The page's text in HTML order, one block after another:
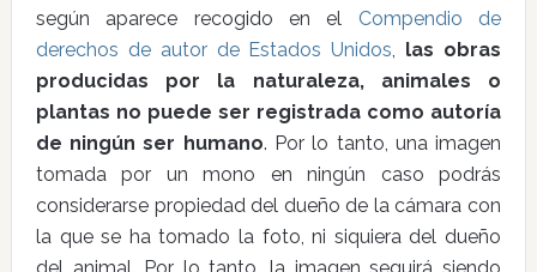
según aparece recogido en el Compendio de
derechos de autor de Estados Unidos, las obras
producidas por la naturaleza, animales o
plantas no puede ser registrada como autoría
de ningún ser humano. Por lo tanto, una imagen
tomada por un mono en ningún caso podrás
considerarse propiedad del dueño de la cámara con
la que se ha tomado la foto, ni siquiera del dueño